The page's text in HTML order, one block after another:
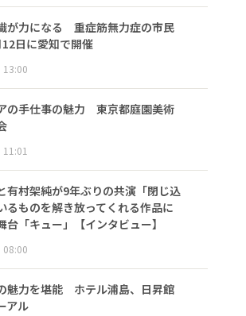
が力になる 重症筋無力症の市民
日に愛知で開催
13:00
の手仕事の魅力 東京都庭園美術
有村架純が9年ぶりの共演「閉じ込
るものを解き放ってくれる作品に
「キュー」【インタビュー】
08:00
魅力を堪能 ホテル浦島、日昇館
アル